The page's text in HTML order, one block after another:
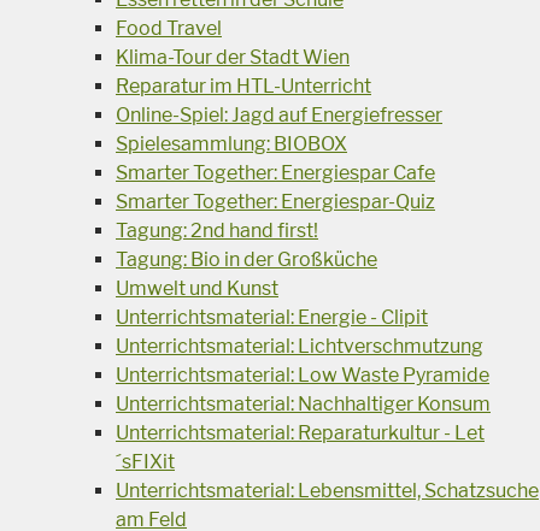
Food Travel
Klima-Tour der Stadt Wien
Reparatur im HTL-Unterricht
Online-Spiel: Jagd auf Energiefresser
Spielesammlung: BIOBOX
Smarter Together: Energiespar Cafe
Smarter Together: Energiespar-Quiz
Tagung: 2nd hand first!
Tagung: Bio in der Großküche
Umwelt und Kunst
Unterrichtsmaterial: Energie - Clipit
Unterrichtsmaterial: Lichtverschmutzung
Unterrichtsmaterial: Low Waste Pyramide
Unterrichtsmaterial: Nachhaltiger Konsum
Unterrichtsmaterial: Reparaturkultur - Let
´sFIXit
Unterrichtsmaterial: Lebensmittel, Schatzsuche
am Feld